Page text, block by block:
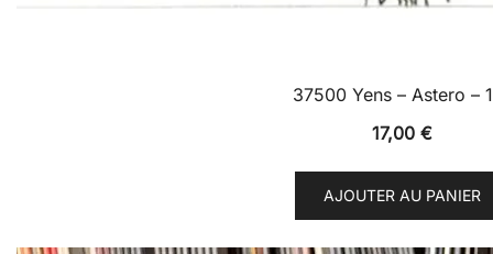
37500 Yens – Astero –
17,00 €
AJOUTER AU PANIER